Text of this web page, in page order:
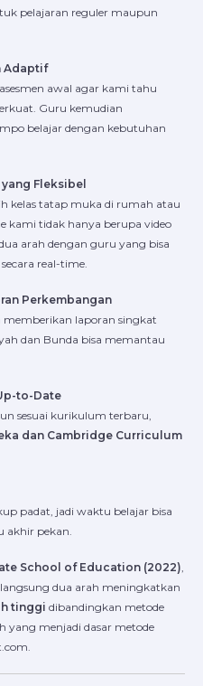
pelajaran reguler maupun
Adaptif
awal agar kami tahu
Guru kemudian
belajar dengan kebutuhan
Fleksibel
kelas tatap muka di rumah atau
kami tidak hanya berupa video
arah dengan guru yang bisa
real-time.
Perkembangan
memberikan laporan singkat
dan Bunda bisa memantau
to-Date
sesuai kurikulum terbaru,
dan Cambridge Curriculum
padat, jadi waktu belajar bisa
akhir pekan.
School of Education (2022)
dua arah meningkatkan
tinggi dibandingkan metode
yang menjadi dasar metode